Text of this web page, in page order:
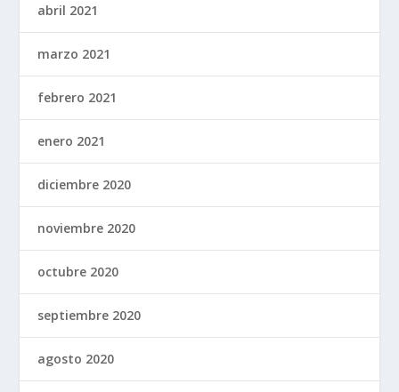
abril 2021
marzo 2021
febrero 2021
enero 2021
diciembre 2020
noviembre 2020
octubre 2020
septiembre 2020
agosto 2020